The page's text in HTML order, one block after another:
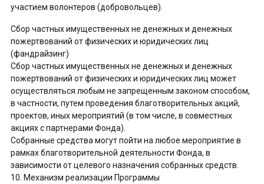
участием волонтеров (добровольцев).
Сбор частных имущественных не денежных и денежных
пожертвований от физических и юридических лиц
(фандрайзинг)
Сбор частных имущественных не денежных и денежных
пожертвований от физических и юридических лиц может
осуществляться любым не запрещенным законом способом,
в частности, путем проведения благотворительных акций,
проектов, иных мероприятий (в том числе, в совместных
акциях с партнерами Фонда).
Собранные средства могут пойти на любое мероприятие в
рамках благотворительной деятельности Фонда, в
зависимости от целевого назначения собранных средств.
10. Механизм реализации Программы